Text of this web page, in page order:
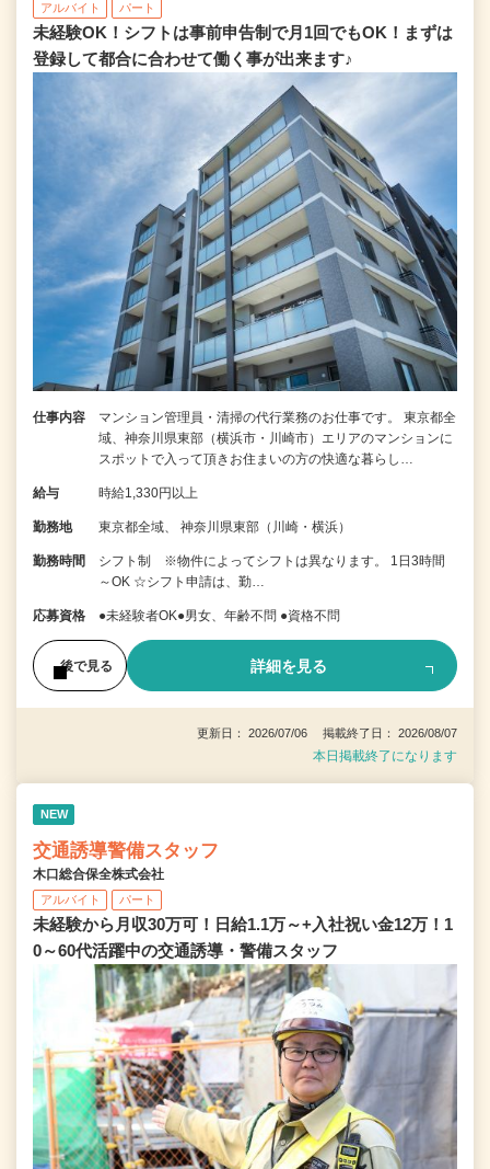
アルバイト パート
未経験OK！シフトは事前申告制で月1回でもOK！まずは
登録して都合に合わせて働く事が出来ます♪
仕事内容
マンション管理員・清掃の代行業務のお仕事です。 東京都全
域、神奈川県東部（横浜市・川崎市）エリアのマンションに
スポットで入って頂きお住まいの方の快適な暮らし…
給与 時給1,330円以上
勤務地 東京都全域、 神奈川県東部（川崎・横浜）
勤務時間
シフト制 ※物件によってシフトは異なります。 1日3時間
～OK ☆シフト申請は、勤…
応募資格 ●未経験者OK●男女、年齢不問 ●資格不問
後で見る 詳細を見る
更新日： 2026/07/06 掲載終了日： 2026/08/07
本日掲載終了になります
NEW
交通誘導警備スタッフ
木口総合保全株式会社
アルバイト パート
未経験から月収30万可！日給1.1万～+入社祝い金12万！1
0～60代活躍中の交通誘導・警備スタッフ